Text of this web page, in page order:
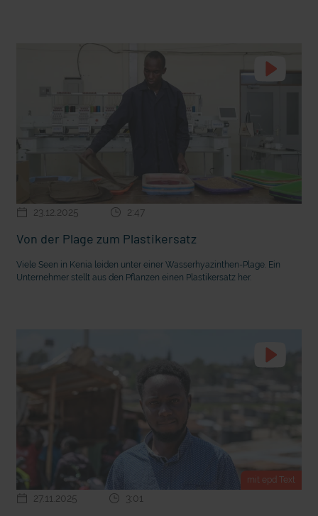
Vorhang auf für Kinderzirkus Giovanni
23.12.2025 2:47
Von der Plage zum Plastikersatz
Viele Seen in Kenia leiden unter einer Wasserhyazinthen-Plage. Ein
Unternehmer stellt aus den Pflanzen einen Plastikersatz her.
mit epd Text
27.11.2025 3:01